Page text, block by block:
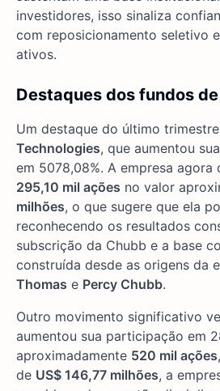
investidores, isso sinaliza
com reposicionamento seletivo
ativos.
Destaques dos fundos
Um destaque do último
Technologies, que aumentou
em 5078,08%. A empresa agora
295,10 mil ações no valor
milhões, o que sugere que ela
reconhecendo os resultados
subscrição da Chubb e a base
construída desde as origens da
Thomas e Percy Chubb.
Outro movimento significativo
aumentou sua participação em
aproximadamente 520 mil ações
de US$ 146,77 milhões, a